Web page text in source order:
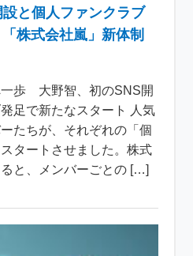
と個人ファンクラブ
株式会社嵐」新体制
一歩 大野智、初のSNS開
足で新たなスタート 人気
たちが、それぞれの「個
タートさせました。株式
と、メンバーごとの […]